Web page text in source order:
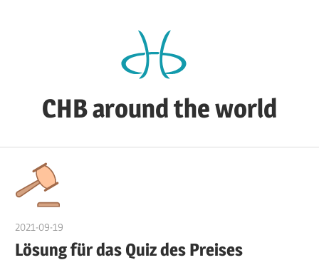
CHB around the world
2021-09-19
Lösung für das Quiz des Preises